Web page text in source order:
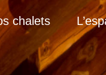
chalets